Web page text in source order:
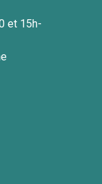
et 15h-